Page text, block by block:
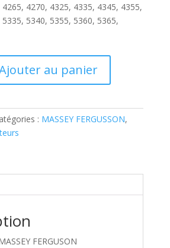
4270, 4325, 4335, 4345, 4355,
5340, 5355, 5360, 5365,
au panier
: MASSEY FERGUSSON,
FERGUSON